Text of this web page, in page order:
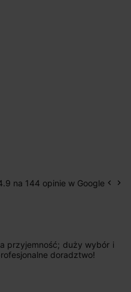
na 144 opinie w Google keyboard_arrow_left keyboard_arrow_right
przyjemność; duży wybór i
doradztwo!